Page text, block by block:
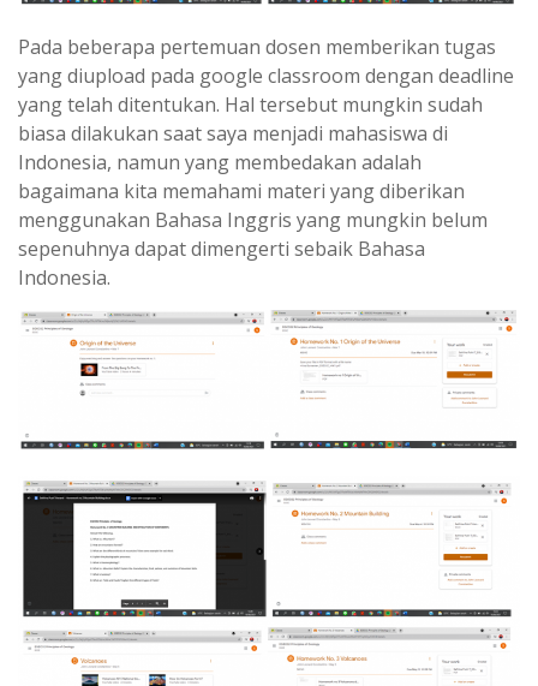
Pada beberapa pertemuan dosen memberikan tugas
yang diupload pada google classroom dengan deadline
yang telah ditentukan. Hal tersebut mungkin sudah
biasa dilakukan saat saya menjadi mahasiswa di
Indonesia, namun yang membedakan adalah
bagaimana kita memahami materi yang diberikan
menggunakan Bahasa Inggris yang mungkin belum
sepenuhnya dapat dimengerti sebaik Bahasa
Indonesia.